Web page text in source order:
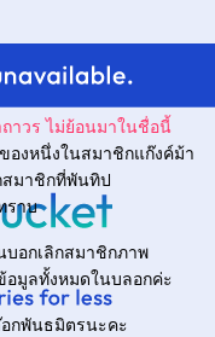
าวร ไม่ย้อนมาในชื่อนี้
องหนึ่งในสมาชิกแก๊งค์ม้า
สมาชิกที่พันทิป
ราบ
อกเลิกสมาชิกภาพ
อมูลทั้งหมดในบลอกค่ะ
กพันธมิตรนะคะ